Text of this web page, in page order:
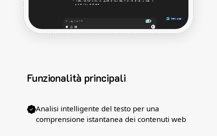
Funzionalità principali
Analisi intelligente del testo per una
comprensione istantanea dei contenuti web